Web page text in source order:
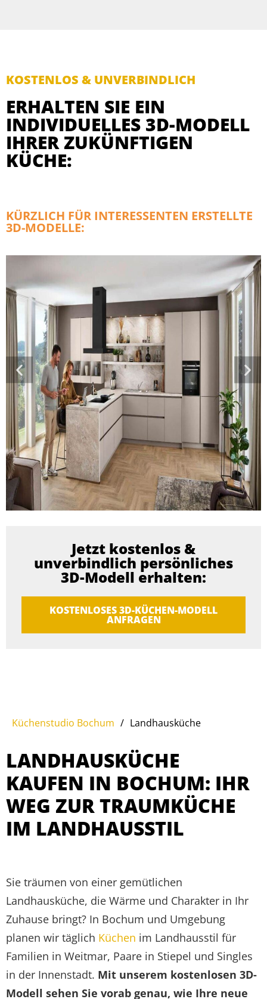
KOSTENLOS & UNVERBINDLICH
ERHALTEN SIE EIN
INDIVIDUELLES 3D-MODELL
IHRER ZUKÜNFTIGEN
KÜCHE:
KÜRZLICH FÜR INTERESSENTEN ERSTELLTE
3D-MODELLE:
Jetzt kostenlos &
unverbindlich persönliches
3D-Modell erhalten:
KOSTENLOSES 3D-KÜCHEN-MODELL
ANFRAGEN
Küchenstudio Bochum / Landhausküche
LANDHAUSKÜCHE
KAUFEN IN BOCHUM: IHR
WEG ZUR TRAUMKÜCHE
IM LANDHAUSSTIL
Sie träumen von einer gemütlichen
Landhausküche, die Wärme und Charakter in Ihr
Zuhause bringt? In Bochum und Umgebung
planen wir täglich Küchen im Landhausstil für
Familien in Weitmar, Paare in Stiepel und Singles
in der Innenstadt. Mit unserem kostenlosen 3D-
Modell sehen Sie vorab genau, wie Ihre neue